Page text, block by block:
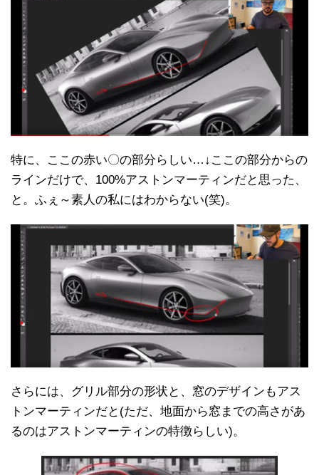
特に、ここの赤い〇の部分らしい…↓ここの部分からの
ラインだけで、100%アストンマーティンだと思った、
と。ふぇ～素人の私にはわからない(笑)。
さらには、グリル部分の形状と、窓のデザインもアス
トンマーティンだと(ただ、地面から窓までの高さがあ
るのはアストンマーティンの特徴らしい)。